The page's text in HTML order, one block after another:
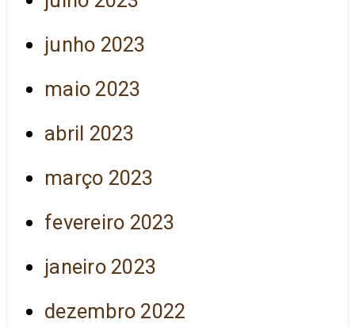
junho 2023
maio 2023
abril 2023
março 2023
fevereiro 2023
janeiro 2023
dezembro 2022